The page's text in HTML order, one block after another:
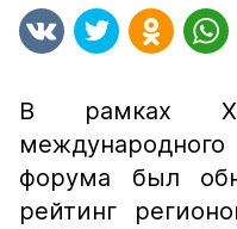
В рамках
форума был
рейтинг